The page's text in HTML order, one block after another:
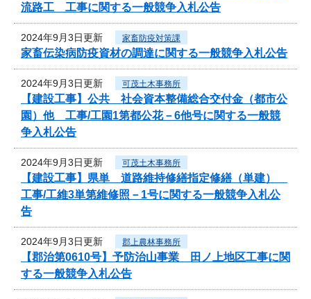
流路工 工事に関する一般競争入札公告
2024年9月3日更新 家畜防疫対策課
家畜伝染病防疫資材の調達に関する一般競争入札公告
2024年9月3日更新 可茂土木事務所
【建設工事】公共 社会資本整備総合交付金（都市公
園）他 工事/工園1第都公花－6他号に関する一般競
争入札公告
2024年9月3日更新 可茂土木事務所
【建設工事】県単 道路維持修繕指定修繕（単建）
工事/工維3単第維修照－1号に関する一般競争入札公
告
2024年9月3日更新 郡上農林事務所
【郡治第0610号】予防治山事業 田ノ上地区工事に関
する一般競争入札公告